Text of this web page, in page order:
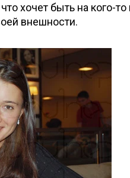
хочет быть на кого-
внешности.